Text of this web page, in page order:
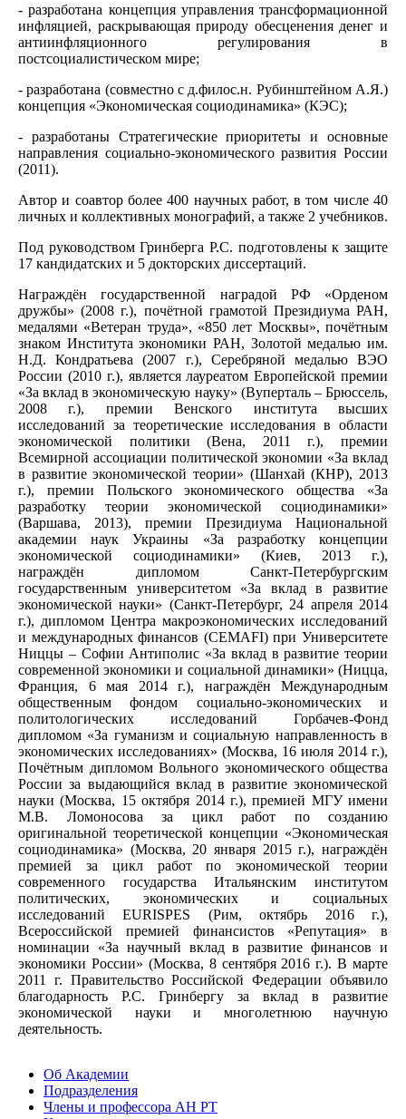
- разработана концепция управления трансформационной
инфляцией, раскрывающая природу обесценения денег и
антиинфляционного регулирования в
постсоциалистическом мире;
- разработана (совместно с д.филос.н. Рубинштейном А.Я.)
концепция «Экономическая социодинамика» (КЭС);
- разработаны Стратегические приоритеты и основные
направления социально-экономического развития России
(2011).
Автор и соавтор более 400 научных работ, в том числе 40
личных и коллективных монографий, а также 2 учебников.
Под руководством Гринберга Р.С. подготовлены к защите
17 кандидатских и 5 докторских диссертаций.
Награждён государственной наградой РФ «Орденом
дружбы» (2008 г.), почётной грамотой Президиума РАН,
медалями «Ветеран труда», «850 лет Москвы», почётным
знаком Института экономики РАН, Золотой медалью им.
Н.Д. Кондратьева (2007 г.), Серебряной медалью ВЭО
России (2010 г.), является лауреатом Европейской премии
«За вклад в экономическую науку» (Вуперталь – Брюссель,
2008 г.), премии Венского института высших
исследований за теоретические исследования в области
экономической политики (Вена, 2011 г.), премии
Всемирной ассоциации политической экономии «За вклад
в развитие экономической теории» (Шанхай (КНР), 2013
г.), премии Польского экономического общества «За
разработку теории экономической социодинамики»
(Варшава, 2013), премии Президиума Национальной
академии наук Украины «За разработку концепции
экономической социодинамики» (Киев, 2013 г.),
награждён дипломом Санкт-Петербургским
государственным университетом «За вклад в развитие
экономической науки» (Санкт-Петербург, 24 апреля 2014
г.), дипломом Центра макроэкономических исследований
и международных финансов (CEMAFI) при Университете
Ниццы – Софии Антиполис «За вклад в развитие теории
современной экономики и социальной динамики» (Ницца,
Франция, 6 мая 2014 г.), награждён Международным
общественным фондом социально-экономических и
политологических исследований Горбачев-Фонд
дипломом «За гуманизм и социальную направленность в
экономических исследованиях» (Москва, 16 июля 2014 г.),
Почётным дипломом Вольного экономического общества
России за выдающийся вклад в развитие экономической
науки (Москва, 15 октября 2014 г.), премией МГУ имени
М.В. Ломоносова за цикл работ по созданию
оригинальной теоретической концепции «Экономическая
социодинамика» (Москва, 20 января 2015 г.), награждён
премией за цикл работ по экономической теории
современного государства Итальянским институтом
политических, экономических и социальных
исследований EURISPES (Рим, октябрь 2016 г.),
Всероссийской премией финансистов «Репутация» в
номинации «За научный вклад в развитие финансов и
экономики России» (Москва, 8 сентября 2016 г.). В марте
2011 г. Правительство Российской Федерации объявило
благодарность Р.С. Гринбергу за вклад в развитие
экономической науки и многолетнюю научную
деятельность.
Об Академии
Подразделения
Члены и профессора АН РТ